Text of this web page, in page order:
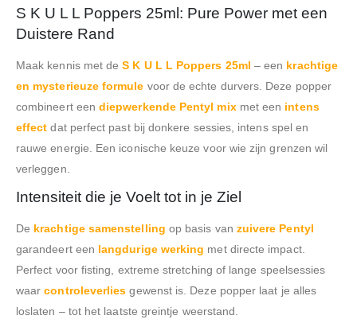
S K U L L Poppers 25ml: Pure Power met een
Duistere Rand
Maak kennis met deS K U L L Poppers 25ml – een krachtige
en mysterieuze formule voor de echte durvers. Deze popper
combineert eendiepwerkende Pentyl mixmet een intens
effect dat perfect past bij donkere sessies, intens spel en
rauwe energie. Een iconische keuze voor wie zijn grenzen wil
verleggen.
Intensiteit die je Voelt tot in je Ziel
De krachtige samenstelling op basis van zuivere Pentyl
garandeert een langdurige werking met directe impact.
Perfect voor fisting, extreme stretching of lange speelsessies
waarcontroleverlies gewenst is. Deze popper laat je alles
loslaten – tot het laatste greintje weerstand.